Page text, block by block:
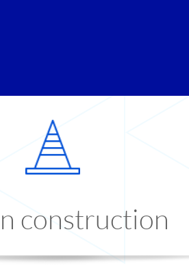
construction